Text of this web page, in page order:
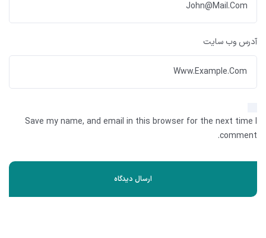
آدرس وب سایت
Save my name, and email in this browser for the next time I
comment.